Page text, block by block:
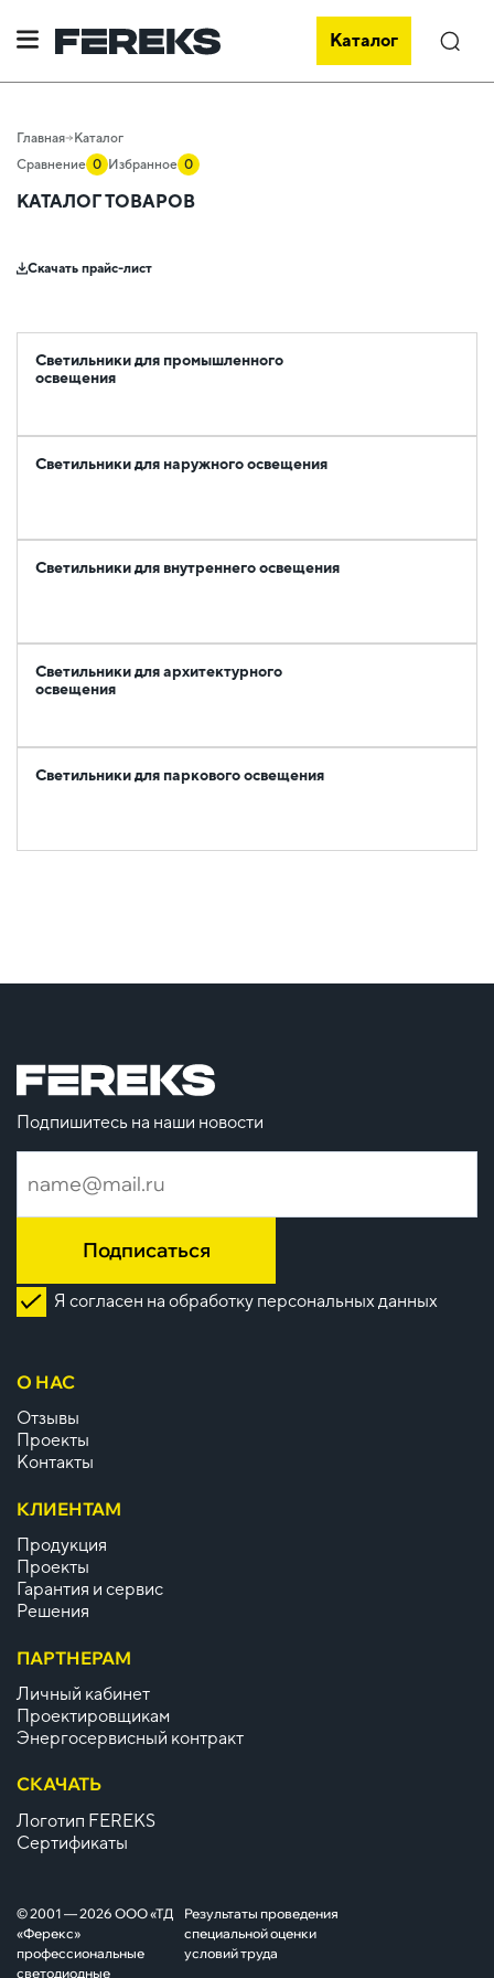
Каталог Поиск
Главная
Каталог
Сравнение 0 Избранное 0
КАТАЛОГ ТОВАРОВ
Скачать прайс-лист
Светильники для промышленного
освещения
Светильники для наружного освещения
Светильники для внутреннего освещения
Светильники для архитектурного
освещения
Светильники для паркового освещения
Подпишитесь на наши новости
Подписаться
Я согласен на обработку персональных данных
О НАС
Отзывы
Проекты
Контакты
КЛИЕНТАМ
Продукция
Проекты
Гарантия и сервис
Решения
ПАРТНЕРАМ
Личный кабинет
Проектировщикам
Энергосервисный контракт
СКАЧАТЬ
Логотип FEREKS
Сертификаты
© 2001 — 2026 ООО «ТД
«Ферекс»
профессиональные
светодиодные
Результаты проведения
специальной оценки
условий труда